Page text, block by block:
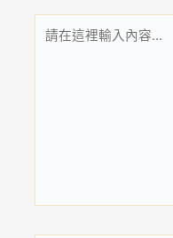
在